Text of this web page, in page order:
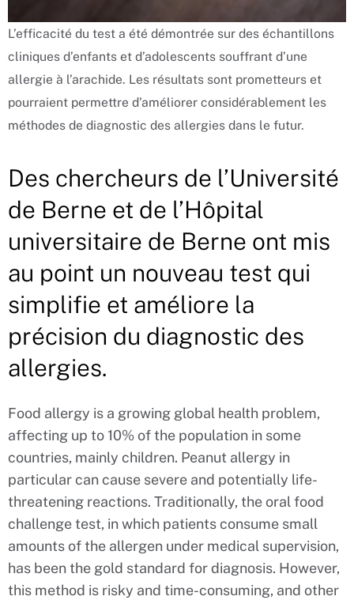
L’efficacité du test a été démontrée sur des échantillons
cliniques d’enfants et d’adolescents souffrant d’une
allergie à l’arachide. Les résultats sont prometteurs et
pourraient permettre d’améliorer considérablement les
méthodes de diagnostic des allergies dans le futur.
Des chercheurs de l’Université
de Berne et de l’Hôpital
universitaire de Berne ont mis
au point un nouveau test qui
simplifie et améliore la
précision du diagnostic des
allergies.
Food allergy is a growing global health problem,
affecting up to 10% of the population in some
countries, mainly children. Peanut allergy in
particular can cause severe and potentially life-
threatening reactions. Traditionally, the oral food
challenge test, in which patients consume small
amounts of the allergen under medical supervision,
has been the gold standard for diagnosis. However,
this method is risky and time-consuming, and other